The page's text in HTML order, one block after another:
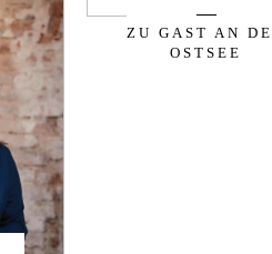
ZU GAST AN
OSTSEE